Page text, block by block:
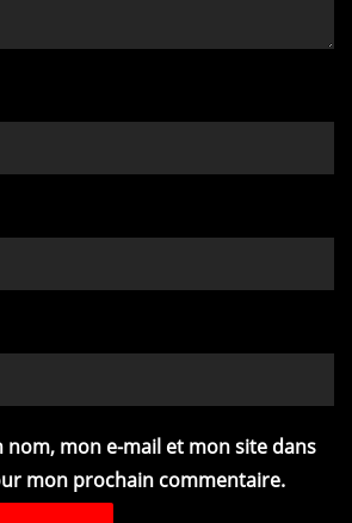
nom, mon e-mail et mon site dans
mon prochain commentaire.